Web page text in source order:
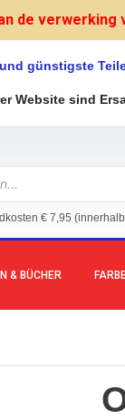
de verwerking
günstigste
Website sind
€ 7,95
& BÜCHER